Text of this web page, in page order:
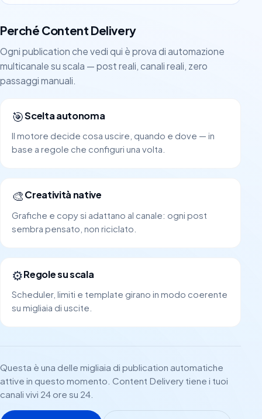
Perché Content Delivery
Ogni publication che vedi qui è prova di automazione
multicanale su scala — post reali, canali reali, zero
passaggi manuali.
🎯Scelta autonoma
Il motore decide cosa uscire, quando e dove — in
base a regole che configuri una volta.
🎨Creatività native
Grafiche e copy si adattano al canale: ogni post
sembra pensato, non riciclato.
⚙️Regole su scala
Scheduler, limiti e template girano in modo coerente
su migliaia di uscite.
Questa è una delle migliaia di publication automatiche
attive in questo momento. Content Delivery tiene i tuoi
canali vivi 24 ore su 24.